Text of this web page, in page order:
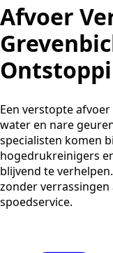
Afvoer
Een verstopte
water en nare
specialisten komen
hogedrukreinigers
blijvend te
zonder
spoedservice.